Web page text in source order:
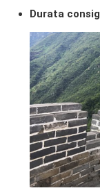
Durata